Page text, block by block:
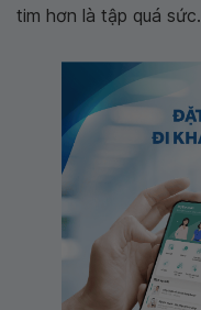
tim hơn là tập quá sức.